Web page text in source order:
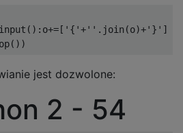
jest dozwolone:
2 - 54